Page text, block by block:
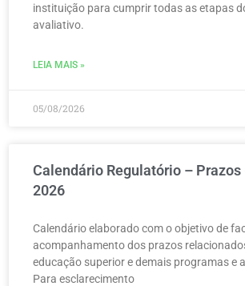
instituição para cumprir todas as etapas
avaliativo.
LEIA MAIS »
05/08/2026
Calendário Regulatório –
2026
Calendário elaborado com o objetivo de
acompanhamento dos prazos
educação superior e demais programas e
Para esclarecimento